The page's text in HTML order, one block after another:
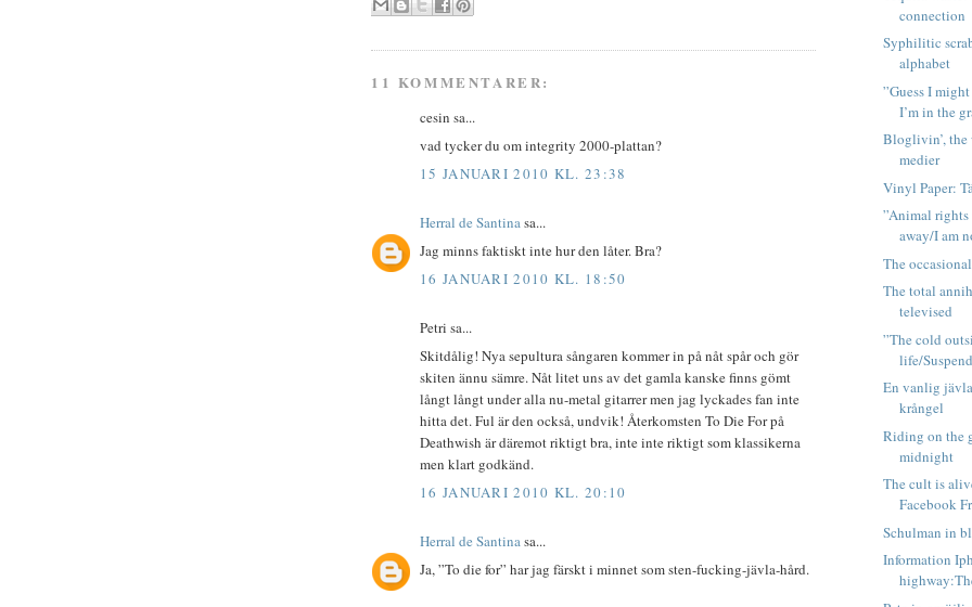
11 KOMMENTARER:
cesin sa...
vad tycker du om integrity 2000-plattan?
15 JANUARI 2010 KL. 23:38
Herral de Santinasa...
Jag minns faktiskt inte hur den låter. Bra?
16 JANUARI 2010 KL. 18:50
Petri sa...
Skitdålig! Nya sepultura sångaren kommer in på nåt spår och gör
skiten ännu sämre. Nåt litet uns av det gamla kanske finns gömt
långt långt under alla nu-metal gitarrer men jag lyckades fan inte
hitta det. Ful är den också, undvik! Återkomsten To Die For på
Deathwish är däremot riktigt bra, inte inte riktigt som klassikerna
men klart godkänd.
16 JANUARI 2010 KL. 20:10
Herral de Santinasa...
Ja, ”To die for” har jag färskt i minnet som sten-fucking-jävla-hård.
connection
Syphilitic
alphabet
”Guess I
I’m in the
Bloglivin’, the
medier
Vinyl Paper:
”Animal
away/I am
The
The total
televised
”The cold
life/
En vanlig
krångel
Riding on the
midnight
The cult is
Facebook
Schulman in
Information